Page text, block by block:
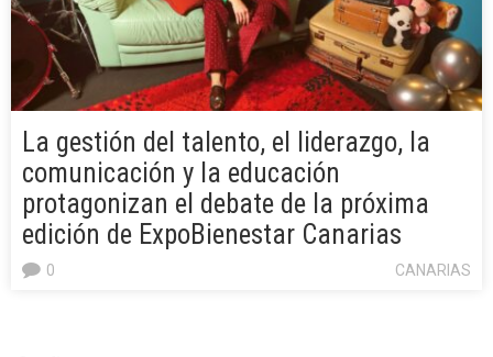
La gestión del talento, el liderazgo, la
comunicación y la educación
protagonizan el debate de la próxima
edición de ExpoBienestar Canarias
CANARIAS
0